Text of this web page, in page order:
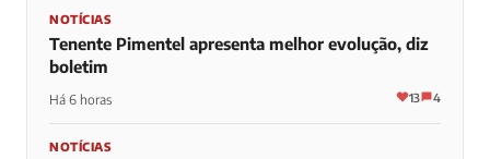
NOTÍCIAS
Tenente Pimentel apresenta melhor evolução, diz
boletim
Há 6 horas 13 4
NOTÍCIAS